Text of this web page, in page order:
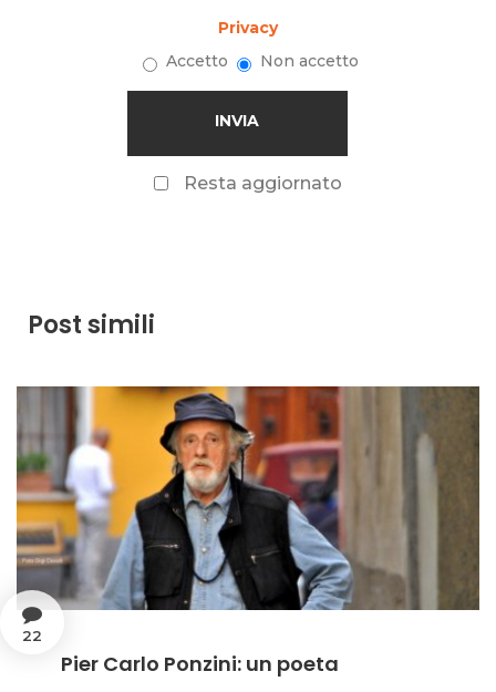
Privacy
Accetto
Non accetto
Resta aggiornato
Post simili
22
Pier Carlo Ponzini: un poeta